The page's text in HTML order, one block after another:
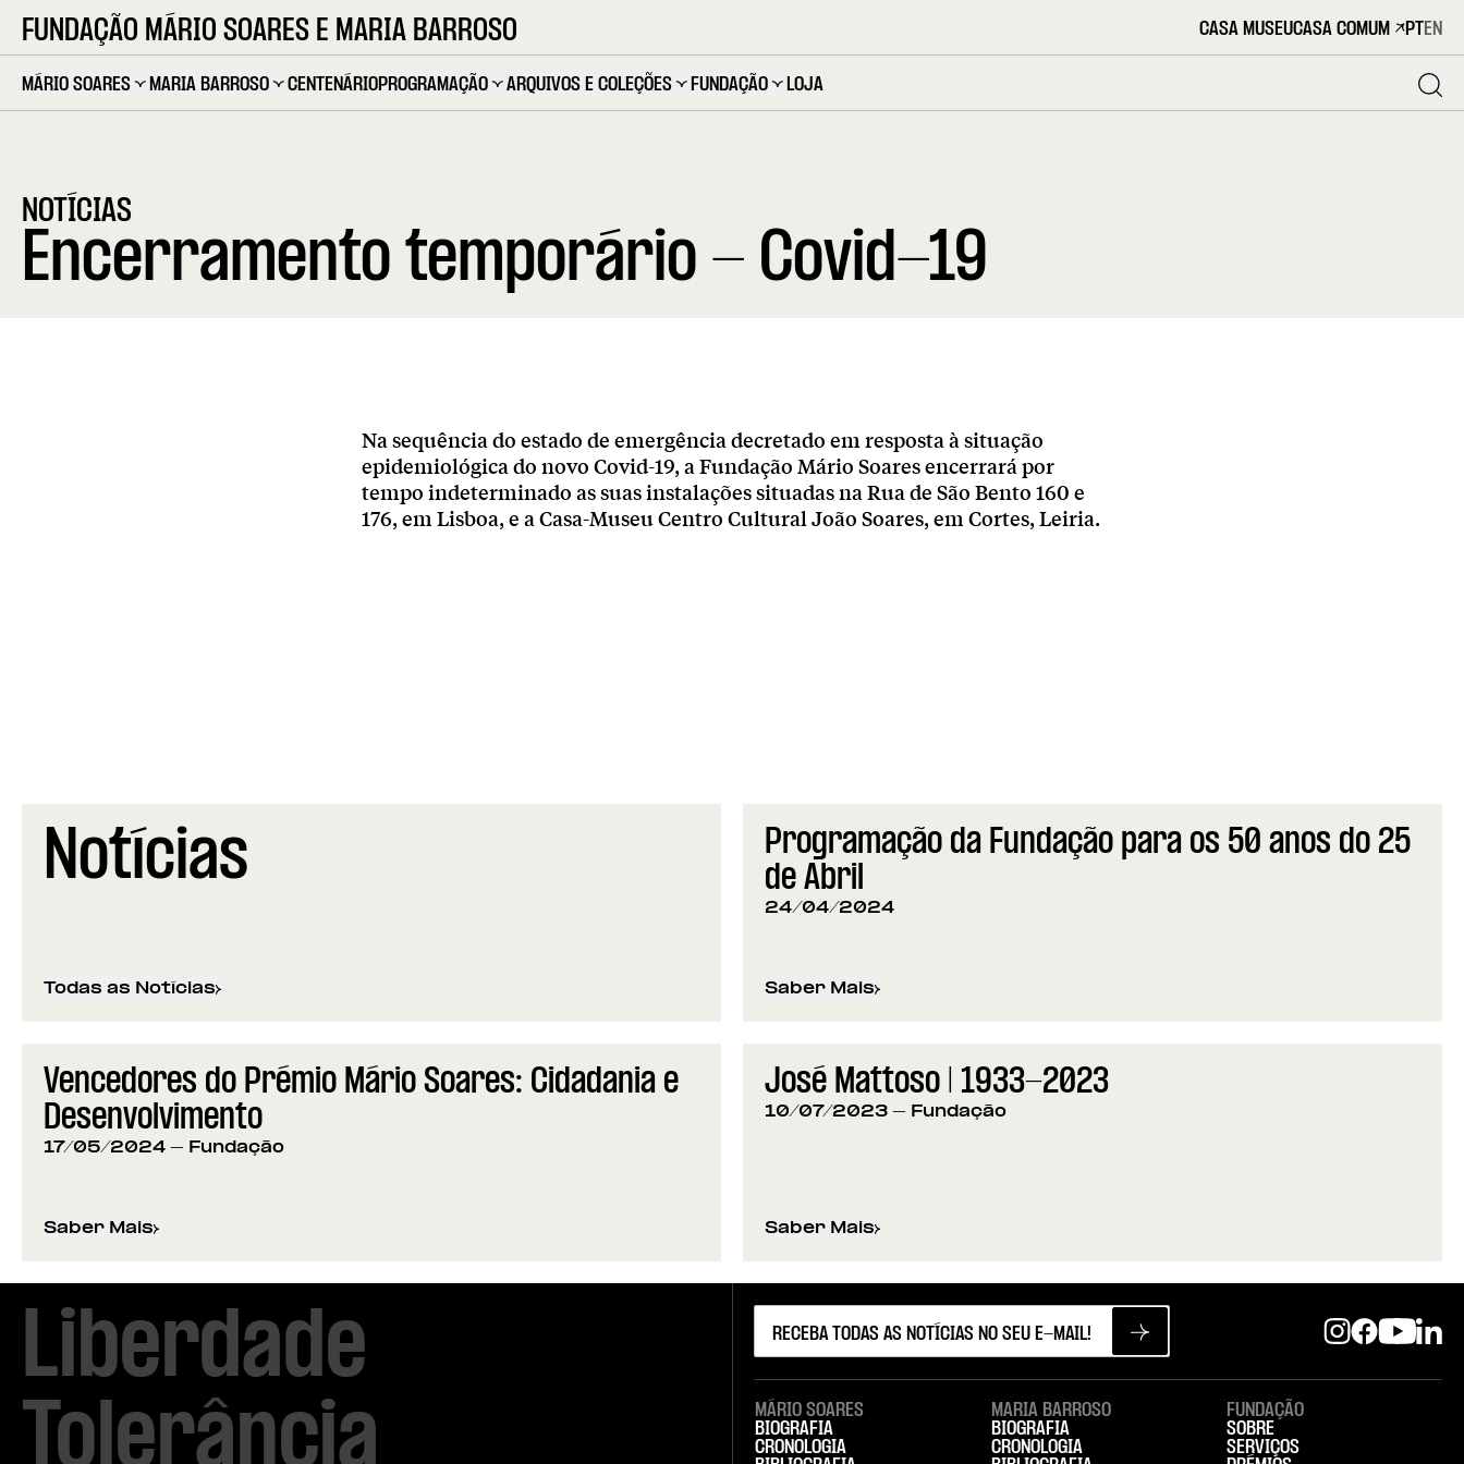
FUNDAÇÃO MÁRIO SOARES E MARIA BARROSO CASA MUSEUCASA COMUM PTEN
MÁRIO SOARES MARIA BARROSO CENTENÁRIOPROGRAMAÇÃO ARQUIVOS E COLEÇÕES FUNDAÇÃO LOJA
NOTÍCIAS
Encerramento temporário - Covid-19
Na sequência do estado de emergência decretado em resposta à situação
epidemiológica do novo Covid-19, a Fundação Mário Soares encerrará por
tempo indeterminado as suas instalações situadas na Rua de São Bento 160 e
176, em Lisboa, e a Casa-Museu Centro Cultural João Soares, em Cortes, Leiria.
Notícias
Todas as Notícias
Programação da Fundação para os 50 anos do 25
de Abril
24/04/2024
Saber Mais
sobre Programação da Fundação para os 50 anos do 25 de Abril
Vencedores do Prémio Mário Soares: Cidadania e
Desenvolvimento
17/05/2024 - Fundação
Saber Mais
sobre Vencedores do Prémio Mário Soares: Cidadania e Desenvolvimento
José Mattoso | 1933-2023
10/07/2023 - Fundação
Saber Mais
sobre José Mattoso | 1933-2023
Liberdade
Tolerância
MÁRIO SOARES
BIOGRAFIA
CRONOLOGIA
MARIA BARROSO
BIOGRAFIA
CRONOLOGIA
FUNDAÇÃO
SOBRE
SERVIÇOS